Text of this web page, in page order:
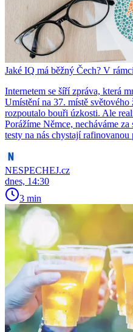
Jaké IQ má běžný Čech? V
Internetem se šíří zpráva, která
Umístění na 37. místě
rozpoutalo bouři úzkosti. Ale
Porážíme Němce, necháváme
testy na nás chystají rafinovanou
NESPECHEJ.cz
dnes, 14:30
3 min